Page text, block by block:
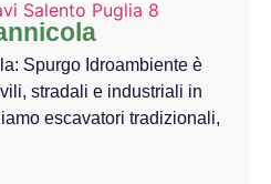
Spurgo Idroambiente è
stradali e industriali in
escavatori tradizionali,